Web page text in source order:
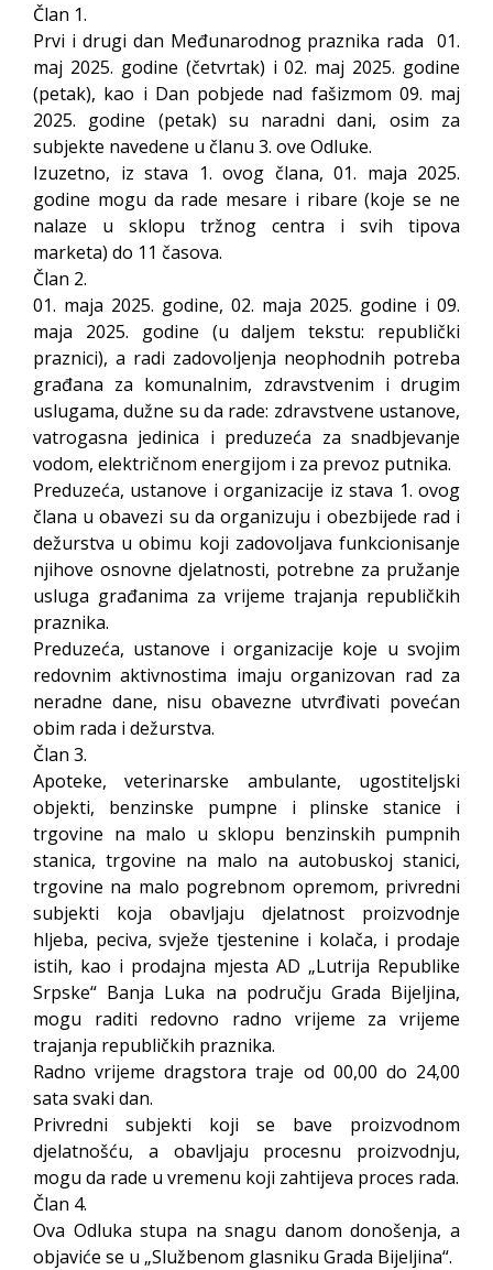
Član 1.
Prvi i drugi dan Međunarodnog praznika rada 01.
maj 2025. godine (četvrtak) i 02. maj 2025. godine
(petak), kao i Dan pobjede nad fašizmom 09. maj
2025. godine (petak) su naradni dani, osim za
subjekte navedene u članu 3. ove Odluke.
Izuzetno, iz stava 1. ovog člana, 01. maja 2025.
godine mogu da rade mesare i ribare (koje se ne
nalaze u sklopu tržnog centra i svih tipova
marketa) do 11 časova.
Član 2.
01. maja 2025. godine, 02. maja 2025. godine i 09.
maja 2025. godine (u daljem tekstu: republički
praznici), a radi zadovoljenja neophodnih potreba
građana za komunalnim, zdravstvenim i drugim
uslugama, dužne su da rade: zdravstvene ustanove,
vatrogasna jedinica i preduzeća za snadbjevanje
vodom, električnom energijom i za prevoz putnika.
Preduzeća, ustanove i organizacije iz stava 1. ovog
člana u obavezi su da organizuju i obezbijede rad i
dežurstva u obimu koji zadovoljava funkcionisanje
njihove osnovne djelatnosti, potrebne za pružanje
usluga građanima za vrijeme trajanja republičkih
praznika.
Preduzeća, ustanove i organizacije koje u svojim
redovnim aktivnostima imaju organizovan rad za
neradne dane, nisu obavezne utvrđivati povećan
obim rada i dežurstva.
Član 3.
Apoteke, veterinarske ambulante, ugostiteljski
objekti, benzinske pumpne i plinske stanice i
trgovine na malo u sklopu benzinskih pumpnih
stanica, trgovine na malo na autobuskoj stanici,
trgovine na malo pogrebnom opremom, privredni
subjekti koja obavljaju djelatnost proizvodnje
hljeba, peciva, svježe tjestenine i kolača, i prodaje
istih, kao i prodajna mjesta AD „Lutrija Republike
Srpske“ Banja Luka na području Grada Bijeljina,
mogu raditi redovno radno vrijeme za vrijeme
trajanja republičkih praznika.
Radno vrijeme dragstora traje od 00,00 do 24,00
sata svaki dan.
Privredni subjekti koji se bave proizvodnom
djelatnošću, a obavljaju procesnu proizvodnju,
mogu da rade u vremenu koji zahtijeva proces rada.
Član 4.
Ova Odluka stupa na snagu danom donošenja, a
objaviće se u „Službenom glasniku Grada Bijeljina“.